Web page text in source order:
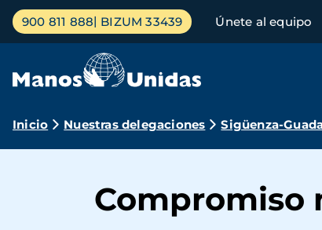
Pasar
contenido
Menú
principal
900 811 888 BIZUM 33439 Únete al equipo
Ruta
navegación
Inicio Nuestras delegaciones Sigüenza-
Compromiso